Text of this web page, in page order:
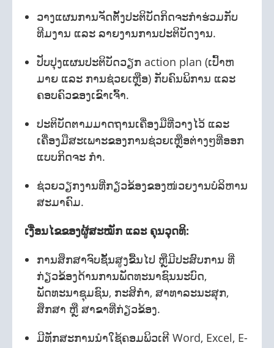
ວາງແຜນການຈັດຕັ້ງປະຕິບັດກິດຈະກຳຮ່ວມກັບ
ທີມງານ ແລະ ລາຍງານການປະຕິບັດງານ.
ປັບປຸງແຜນປະຕິບັດວຽກ action plan (ເປົ້າຫ
ມາຍ ແລະ ການຊ່ວຍເຫຼືອ) ກັບຄົນພິການ ແລະ
ຄອບຄົວຂອງເຂົາເຈົ້າ.
ປະຕິບັດຕາມມາດຖານເຄື່ອງມືທີ່ວາງໄວ້ ແລະ
ເຄື່ອງມືສະເພາະຂອງການຊ່ວຍເຫຼືອຕ່າງໆທີ່ອອກ
ແບບກິດຈະ ກຳ.
ຊ່ວຍວຽກງານທີ່ກຽ່ວຂ້ອງຂອງໜ່ວຍງານບໍລິຫານ
ສະມາຄົມ.
ເງື່ອນໄຂຂອງຜູ້ສະໝັກ ແລະ ຄຸນວຸດທິ:
ການສຶກສາຈົບຊັ້ນສູງຂື້ນໄປ ຫຼືມີປະສົບການ ທີ່
ກ່ຽວຂ້ອງດ້ານການພັດທະນາຊົນນະບົດ,
ພັດທະນາຊຸມຊົນ, ກະສິກຳ, ສາທາລະນະສຸກ,
ສຶກສາ ຫຼື ສາຂາທີ່ກ່ຽວຂ້ອງ.
ມີທັກສະການນໍາໃຊ້ຄອມພິວເຕີ Word, Excel, E-